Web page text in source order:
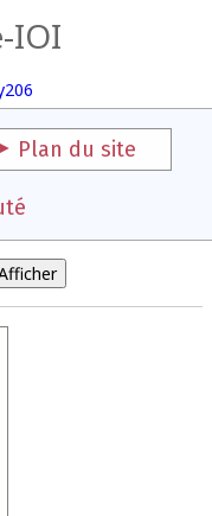
IOI
Plan du site